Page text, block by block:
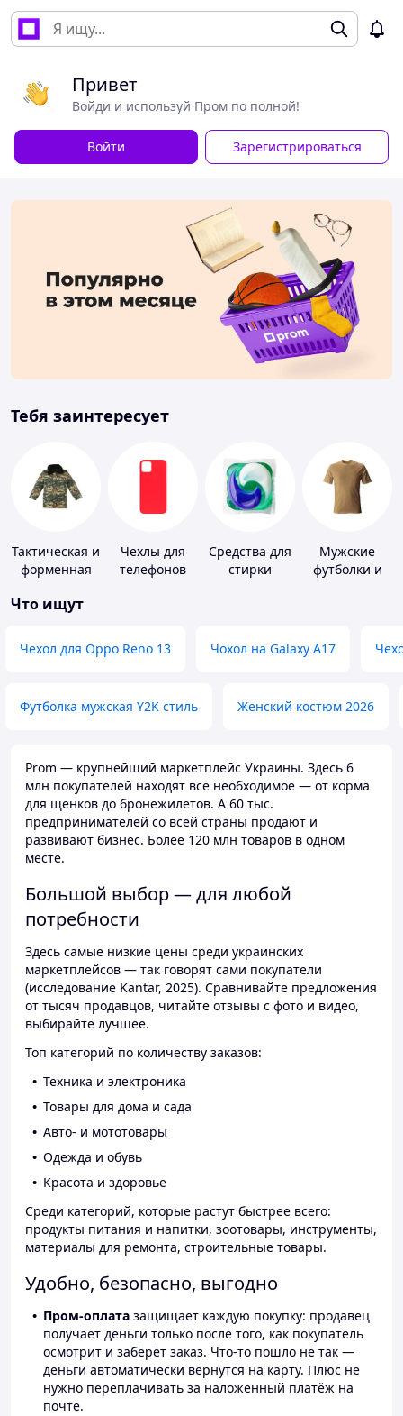
Привет
Войди и используй Пром по полной!
Войти Зарегистрироваться
Тебя заинтересует
Тактическая и
форменная
Чехлы для
телефонов
Средства для
стирки
Мужские
футболки и
Что ищут
Чехол для Oppo Reno 13 Чохол на Galaxy A17
Футболка мужская Y2K стиль Женский костюм 2026
Prom — крупнейший маркетплейс Украины. Здесь 6
млн покупателей находят всё необходимое — от корма
для щенков до бронежилетов. А 60 тыс.
предпринимателей со всей страны продают и
развивают бизнес. Более 120 млн товаров в одном
месте.
Большой выбор — для любой
потребности
Здесь самые низкие цены среди украинских
маркетплейсов — так говорят сами покупатели
(исследование Kantar, 2025). Сравнивайте предложения
от тысяч продавцов, читайте отзывы с фото и видео,
выбирайте лучшее.
Топ категорий по количеству заказов:
Техника и электроника
Товары для дома и сада
Авто- и мототовары
Одежда и обувь
Красота и здоровье
Среди категорий, которые растут быстрее всего:
продукты питания и напитки, зоотовары, инструменты,
материалы для ремонта, строительные товары.
Удобно, безопасно, выгодно
Пром-оплата защищает каждую покупку: продавец
получает деньги только после того, как покупатель
осмотрит и заберёт заказ. Что-то пошло не так —
деньги автоматически вернутся на карту. Плюс не
нужно переплачивать за наложенный платёж на
почте.